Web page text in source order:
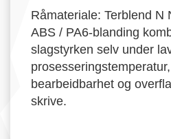
Råmateriale: Terblend N
ABS / PA6-blanding
slagstyrken selv under
bearbeidbarhet og
skrive.